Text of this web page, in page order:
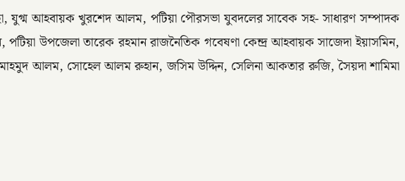
যুগ্ম আহবায়ক খুরশেদ আলম, পটিয়া পৌরসভা যুবদলের সাবেক সহ- সাধারণ সম্পাদক
উপজেলা তারেক রহমান রাজনৈতিক গবেষণা কেন্দ্র আহবায়ক সাজেদা ইয়াসমিন,
আলম, সোহেল আলম রুহান, জসিম উদ্দিন, সেলিনা আকতার রুজি, সৈয়দা শামিমা